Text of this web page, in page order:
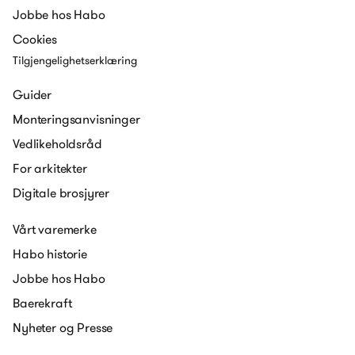
Jobbe hos Habo
Cookies
Tilgjengelighetserklæring
Guider
Monteringsanvisninger
Vedlikeholdsråd
For arkitekter
Digitale brosjyrer
Vårt varemerke
Habo historie
Jobbe hos Habo
Baerekraft
Nyheter og Presse